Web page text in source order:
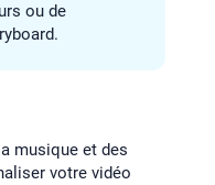
ou de
musique et des
votre vidéo